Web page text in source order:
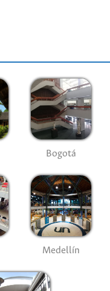
Bogotá
Medellín